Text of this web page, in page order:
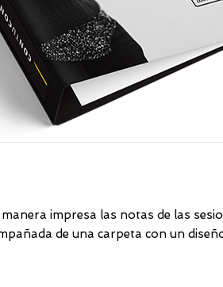
impresa las notas de las
de una carpeta con un